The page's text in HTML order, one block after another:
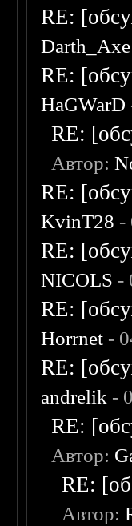
RE:
Darth_Axe
RE:
HaGWarD
RE:
Автор:
RE:
KvinT28 -
RE:
NICOLS -
RE:
Horrnet -
RE:
andrelik -
RE:
Автор:
RE:
Автор: